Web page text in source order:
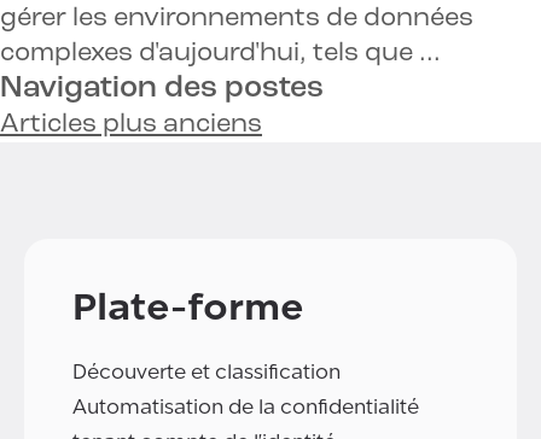
gérer les environnements de données
complexes d'aujourd'hui, tels que ...
Navigation des postes
Articles plus anciens
Plate-forme
Découverte et classification
Automatisation de la confidentialité